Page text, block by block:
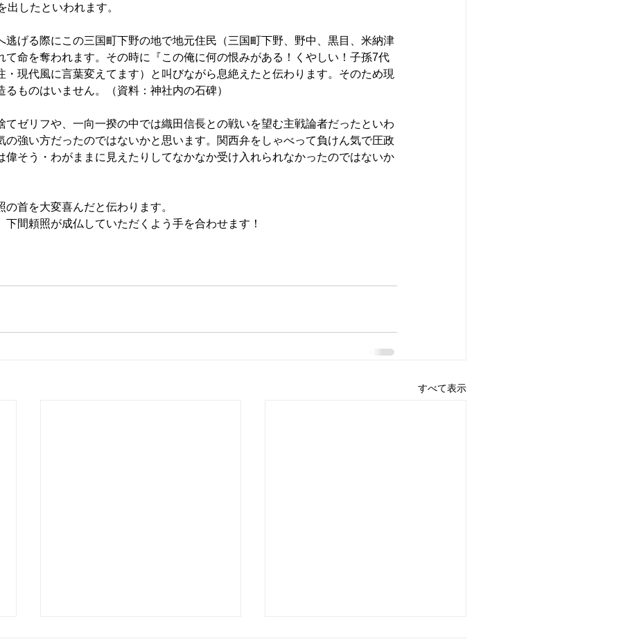
出したといわれます。
逃げる際にこの三国町下野の地で地元住民（三国町下野、野中、黒目、米納津
て命を奪われます。その時に『この俺に何の恨みがある！くやしい！子孫7代
・現代風に言葉変えてます）と叫びながら息絶えたと伝わります。そのため現
ものはいません。（資料：神社内の石碑）
てゼリフや、一向一揆の中では織田信長との戦いを望む主戦論者だったといわ
の強い方だったのではないかと思います。関西弁をしゃべって負けん気で圧政
偉そう・わがままに見えたりしてなかなか受け入れられなかったのではないか
首を大変喜んだと伝わります。
間頼照が成仏していただくよう手を合わせます！
すべて表示